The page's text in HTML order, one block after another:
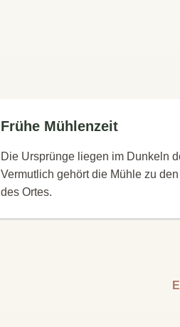
Frühe Mühlenzeit
Die Ursprünge liegen im Dunkeln
Vermutlich gehört die Mühle zu
des Ortes.